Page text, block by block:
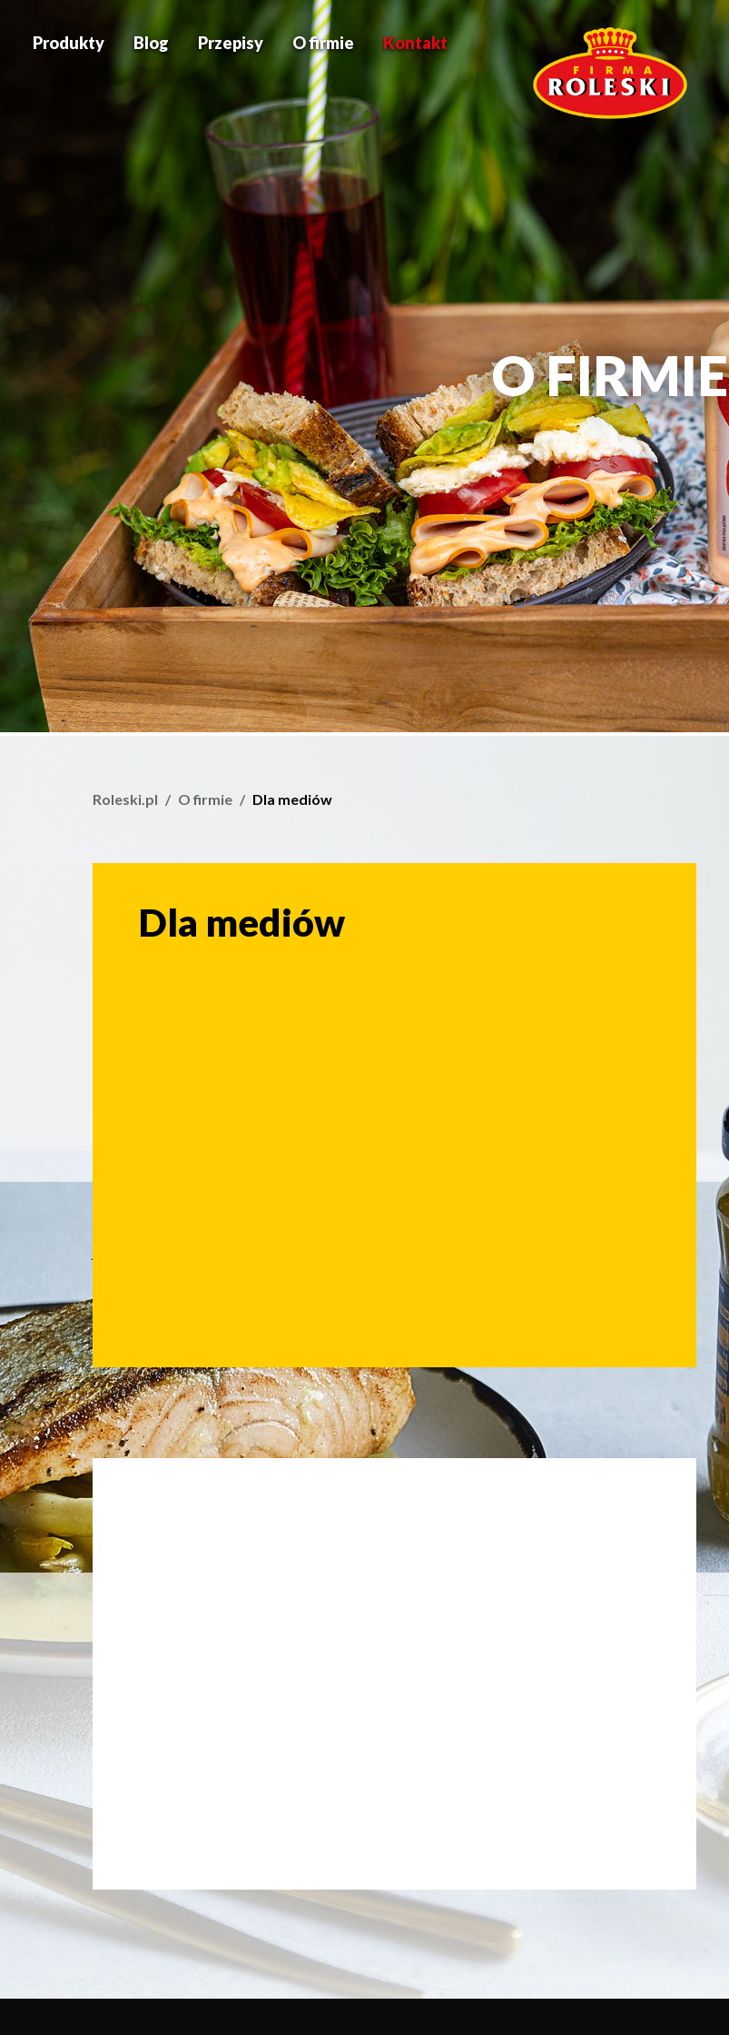
Produkty Blog Przepisy O firmie Kontakt
O FIRMIE
Roleski.pl O firmie Dla mediów
Dla mediów
Dla mediów